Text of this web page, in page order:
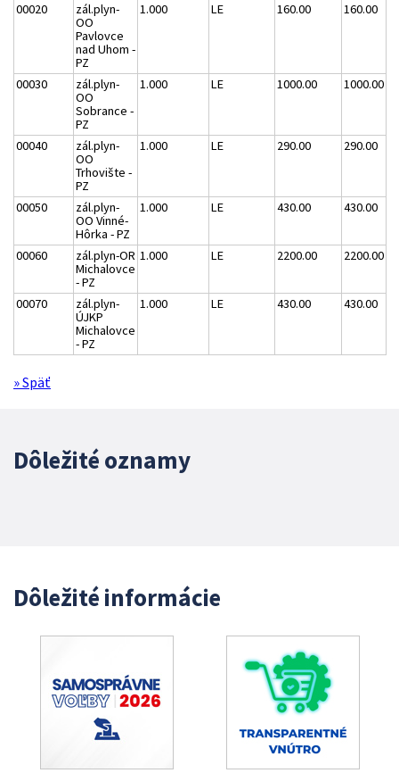
00020
zál.plyn-
OO
Pavlovce
nad Uhom -
PZ
1.000 LE 160.00 160.00
00030
zál.plyn-
OO
Sobrance -
PZ
1.000 LE 1000.00 1000.00
00040
zál.plyn-
OO
Trhovište -
PZ
1.000 LE 290.00 290.00
00050
zál.plyn-
OO Vinné-
Hôrka - PZ
1.000 LE 430.00 430.00
00060
zál.plyn-OR
Michalovce
- PZ
1.000 LE 2200.00 2200.00
00070
zál.plyn-
ÚJKP
Michalovce
- PZ
1.000 LE 430.00 430.00
» Späť
Dôležité oznamy
Dôležité informácie